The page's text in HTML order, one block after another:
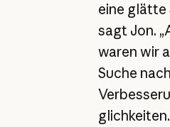
eine glätte
sagt Jon.
waren wir
Suche nach